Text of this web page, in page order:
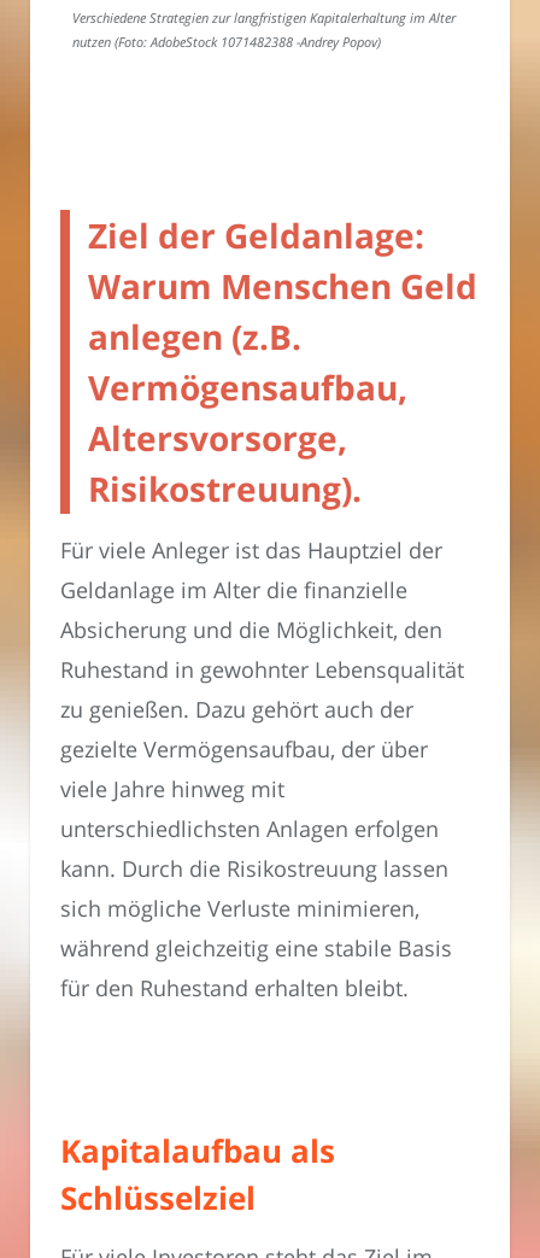
Verschiedene Strategien zur langfristigen Kapitalerhaltung im Alter
nutzen (Foto: AdobeStock 1071482388 -Andrey Popov)
Ziel der Geldanlage:
Warum Menschen Geld
anlegen (z.B.
Vermögensaufbau,
Altersvorsorge,
Risikostreuung).
Für viele Anleger ist das Hauptziel der
Geldanlage im Alter die finanzielle
Absicherung und die Möglichkeit, den
Ruhestand in gewohnter Lebensqualität
zu genießen. Dazu gehört auch der
gezielte Vermögensaufbau, der über
viele Jahre hinweg mit
unterschiedlichsten Anlagen erfolgen
kann. Durch die Risikostreuung lassen
sich mögliche Verluste minimieren,
während gleichzeitig eine stabile Basis
für den Ruhestand erhalten bleibt.
Kapitalaufbau als
Schlüsselziel